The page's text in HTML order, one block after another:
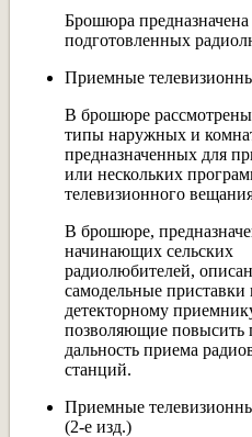
Брошюра предназначена
подготовленных
Приемные
В брошюре
типы наружных и
предназначенных для
или нескольких
телевизионного
В брошюре,
начинающих сельских
радиолюбителей,
самодельные приставки
детекторному
позволяющие повысить
дальность приема
станций.
Приемные
(2-е изд.)